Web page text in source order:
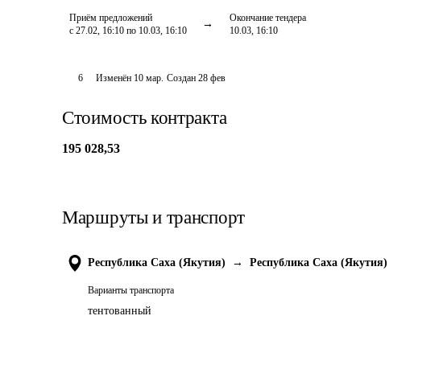
Приём предложений
с 27.02, 16:10 по 10.03, 16:10
Окончание тендера
10.03, 16:10
6 Изменён 10 мар. Создан 28 фев
Стоимость контракта
195 028,53
Маршруты и транспорт
Республика Саха (Якутия) → Республика Саха (Якутия)
Варианты транспорта
тентованный